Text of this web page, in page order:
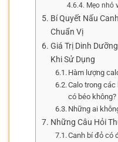
Mẹo nhỏ
Bí Quyết Nấu
Chuẩn Vị
Giá Trị Dinh
Khi Sử Dụng
Hàm lượng
Calo trong các
có béo không?
Những ai
Những Câu Hỏi
Canh bí đỏ có